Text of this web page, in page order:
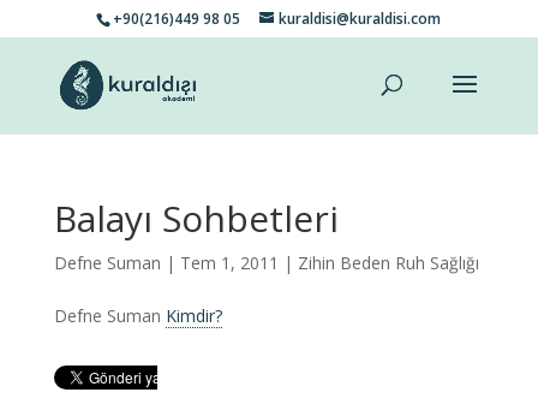
+90(216)449 98 05 kuraldisi@kuraldisi.com
Balayı Sohbetleri
Defne Suman | Tem 1, 2011 | Zihin Beden Ruh Sağlığı
Defne Suman Kimdir?